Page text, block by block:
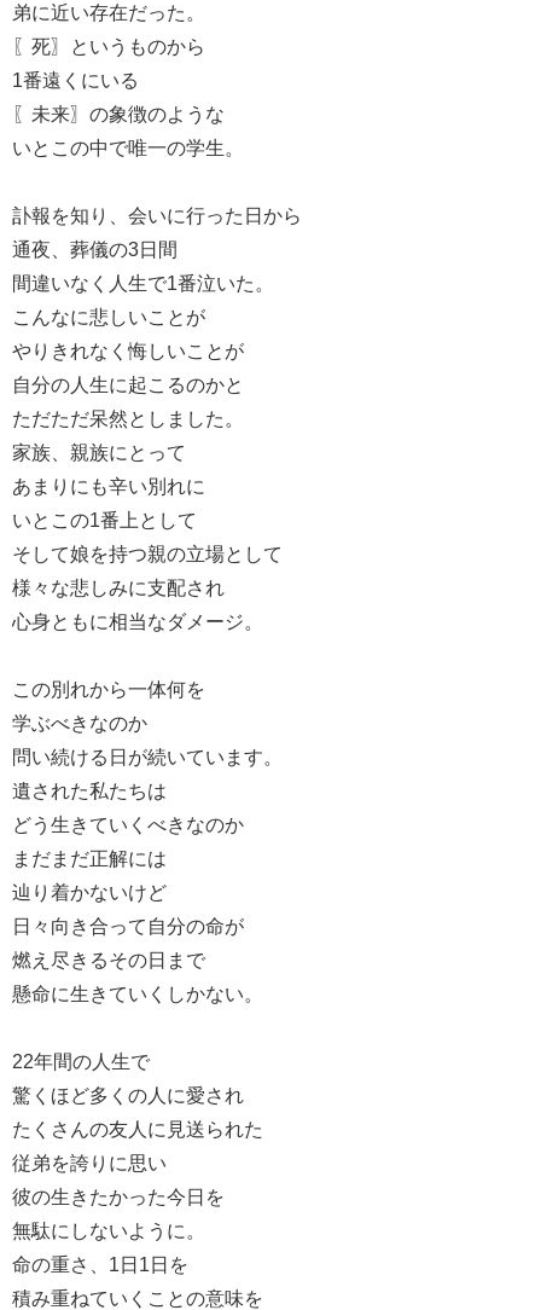
弟に近い存在だった。
〖死〗というものから
1番遠くにいる
〖未来〗の象徴のような
いとこの中で唯一の学生。
訃報を知り、会いに行った日から
通夜、葬儀の3日間
間違いなく人生で1番泣いた。
こんなに悲しいことが
やりきれなく悔しいことが
自分の人生に起こるのかと
ただただ呆然としました。
家族、親族にとって
あまりにも辛い別れに
いとこの1番上として
そして娘を持つ親の立場として
様々な悲しみに支配され
心身ともに相当なダメージ。
この別れから一体何を
学ぶべきなのか
問い続ける日が続いています。
遺された私たちは
どう生きていくべきなのか
まだまだ正解には
辿り着かないけど
日々向き合って自分の命が
燃え尽きるその日まで
懸命に生きていくしかない。
22年間の人生で
驚くほど多くの人に愛され
たくさんの友人に見送られた
従弟を誇りに思い
彼の生きたかった今日を
無駄にしないように。
命の重さ、1日1日を
積み重ねていくことの意味を